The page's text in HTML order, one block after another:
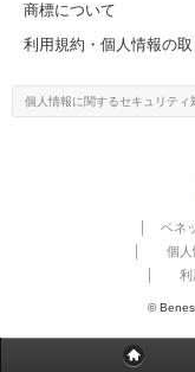
商標について
利用規約・個人情報の
個人情報に関するセキュリティ
ベネ
個人
利
©